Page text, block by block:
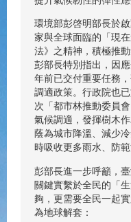
環境部彭啓明部長於
家與全球面臨的「現
法》之精神，積極推
彭部長特別指出，因
年前已交付重要任務
調適政策。行政院也
次「都市林推動委員
氣候調適，發揮樹木
蔭為城市降溫、減少
時吸收更多雨水、防
彭部長進一步呼籲，
關鍵實繫於全民的「
夠，更需要全民一起
為地球解套：